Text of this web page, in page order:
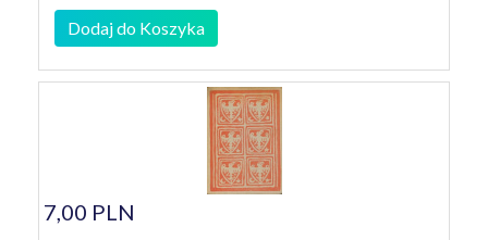
Dodaj do Koszyka
7,00 PLN